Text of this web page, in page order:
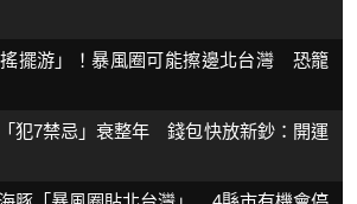
擺游」！暴風圈可能擦邊北台灣 恐籠
犯7禁忌」衰整年 錢包快放新鈔：開運